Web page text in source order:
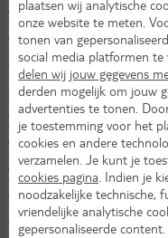
Waarom kan ik niet inloggen
Waar kan ik de TUI app
Waar kan ik terecht met
Wanneer zijn de
Wat gebeurt er met de TUI-
Wat kan ik doen als de TUI
Wat staat er bij ‘Belangrijke
Welke gegevens van de
Werkt de TUI app zonder
plaatsen wij analytische
onze website te meten.
tonen van
social media platformen te
delen wij jouw gegevens
derden mogelijk om jouw
advertenties te tonen.
je toestemming voor het
cookies en andere
verzamelen. Je kunt je
cookies pagina . Indien je
noodzakelijke technische,
vriendelijke analytische
gepersonaliseerde content.